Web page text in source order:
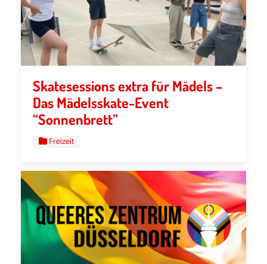
Skatesessions extra für Mädels –
Das Mädelsskate-Event
“Sonnenbrett”
Freizeit